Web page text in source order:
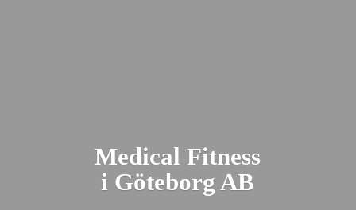
Medical Fitness
i Göteborg AB